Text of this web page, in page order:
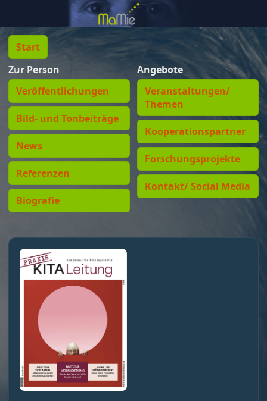
Start
Zur Person
Veröffentlichungen
Bild- und Tonbeiträge
News
Referenzen
Biografie
Angebote
Veranstaltungen/
Themen
Kooperationspartner
Forschungsprojekte
Kontakt/ Social Media